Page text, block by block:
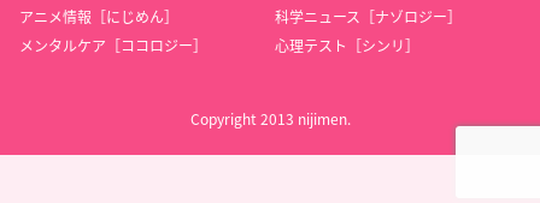
アニメ情報［にじめん］
科学ニュース［ナゾロジー］
メンタルケア［ココロジー］
心理テスト［シンリ］
Copyright 2013 nijimen.